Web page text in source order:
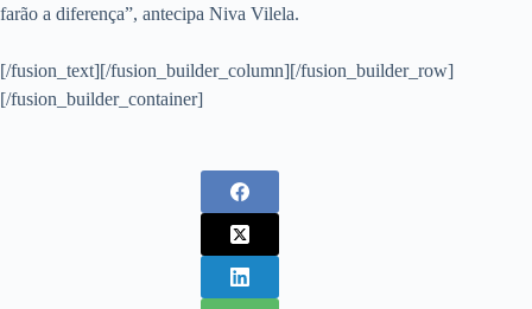
farão a diferença”, antecipa Niva Vilela.
[/fusion_text][/fusion_builder_column][/fusion_builder_row]
[/fusion_builder_container]